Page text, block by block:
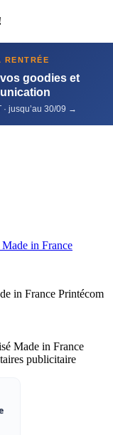
RENTRÉE
goodies et
· jusqu’au 30/09 →
in France